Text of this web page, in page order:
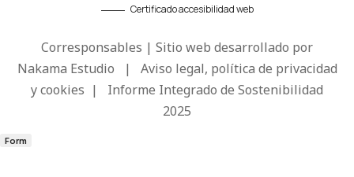
Certificado accesibilidad web
Corresponsables | Sitio web desarrollado por
Nakama Estudio | Aviso legal, política de privacidad
y cookies | Informe Integrado de Sostenibilidad
2025
Form